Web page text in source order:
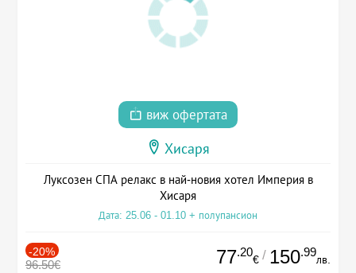
виж офертата
Хисаря
Луксозен СПА релакс в най-новия хотел Империя в
Хисаря
Дата: 25.06 - 01.10 + полупансион
-20%
96.50€ 77.20
€ / 150.99
лв.